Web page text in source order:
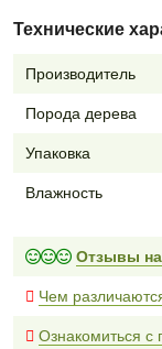
Технические
Производитель
Порода дерева
Упаковка
Влажность
Отзывы
Чем
Ознакомиться с